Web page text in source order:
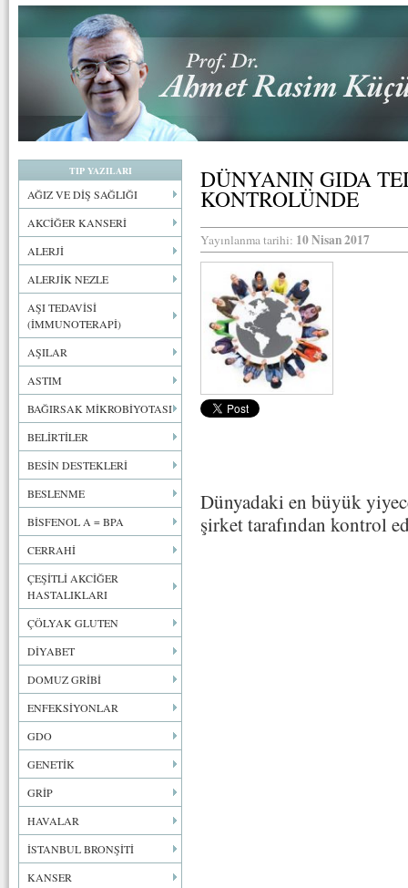
TIP YAZILARI
AĞIZ VE DİŞ SAĞLIĞI
AKCİĞER KANSERİ
ALERJİ
ALERJİK NEZLE
AŞI TEDAVİSİ
(İMMUNOTERAPİ)
AŞILAR
ASTIM
BAĞIRSAK MİKROBİYOTASI
BELİRTİLER
BESİN DESTEKLERİ
BESLENME
BİSFENOL A = BPA
CERRAHİ
ÇEŞİTLİ AKCİĞER
HASTALIKLARI
ÇÖLYAK GLUTEN
DİYABET
DOMUZ GRİBİ
ENFEKSİYONLAR
GDO
GENETİK
GRİP
HAVALAR
İSTANBUL BRONŞİTİ
KANSER
DÜNYANIN GIDA
KONTROLÜNDE
Yayınlanma tarihi: 10 Nisan 2017
Dünyadaki en büyük
şirket tarafından kontrol